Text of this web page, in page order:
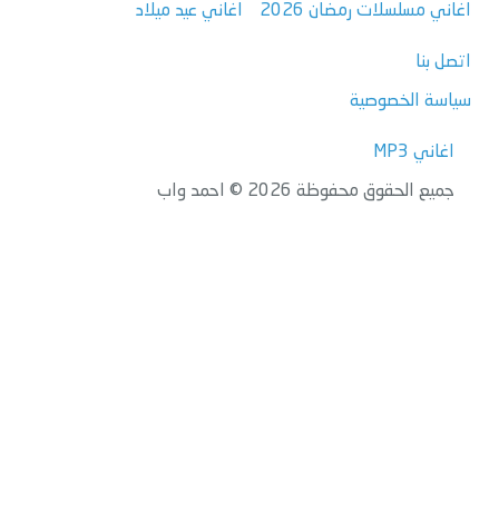
اغاني مسلسلات رمضان 2026 اغاني عيد ميلاد
اتصل بنا
سياسة الخصوصية
اغاني MP3
جميع الحقوق محفوظة 2026 © احمد واب